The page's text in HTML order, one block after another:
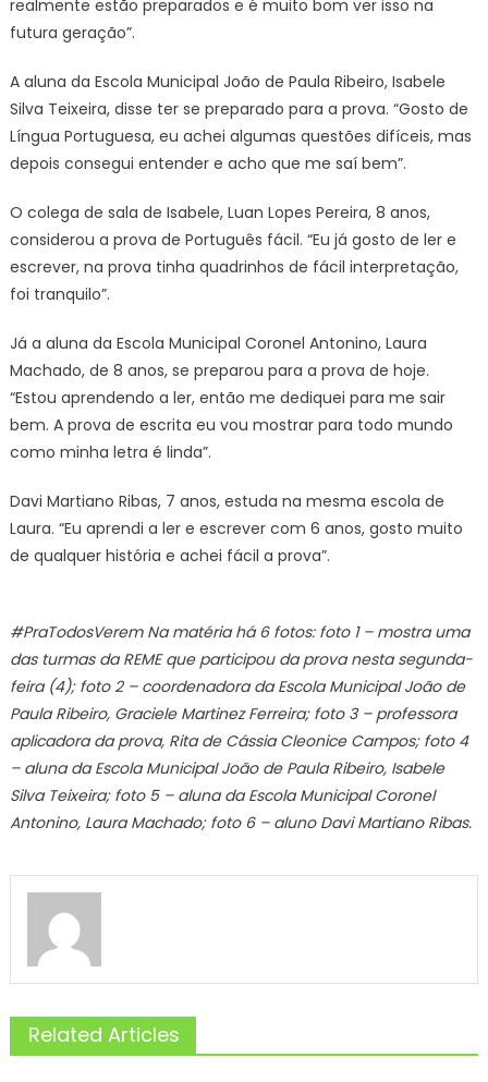
realmente estão preparados e é muito bom ver isso na
futura geração”.
A aluna da Escola Municipal João de Paula Ribeiro, Isabele
Silva Teixeira, disse ter se preparado para a prova. “Gosto de
Língua Portuguesa, eu achei algumas questões difíceis, mas
depois consegui entender e acho que me saí bem”.
O colega de sala de Isabele, Luan Lopes Pereira, 8 anos,
considerou a prova de Português fácil. “Eu já gosto de ler e
escrever, na prova tinha quadrinhos de fácil interpretação,
foi tranquilo”.
Já a aluna da Escola Municipal Coronel Antonino, Laura
Machado, de 8 anos, se preparou para a prova de hoje.
“Estou aprendendo a ler, então me dediquei para me sair
bem. A prova de escrita eu vou mostrar para todo mundo
como minha letra é linda”.
Davi Martiano Ribas, 7 anos, estuda na mesma escola de
Laura. “Eu aprendi a ler e escrever com 6 anos, gosto muito
de qualquer história e achei fácil a prova”.
#PraTodosVerem Na matéria há 6 fotos: foto 1 – mostra uma
das turmas da REME que participou da prova nesta segunda-
feira (4); foto 2 – coordenadora da Escola Municipal João de
Paula Ribeiro, Graciele Martinez Ferreira; foto 3 – professora
aplicadora da prova, Rita de Cássia Cleonice Campos; foto 4
– aluna da Escola Municipal João de Paula Ribeiro, Isabele
Silva Teixeira; foto 5 – aluna da Escola Municipal Coronel
Antonino, Laura Machado; foto 6 – aluno Davi Martiano Ribas.
Related Articles